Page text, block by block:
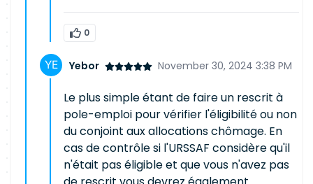
0
Yebor November 30, 2024 3:38 PM
Le plus simple étant de faire un rescrit à
pole-emploi pour vérifier l'éligibilité ou non
du conjoint aux allocations chômage. En
cas de contrôle si l'URSSAF considère qu'il
n'était pas éligible et que vous n'avez pas